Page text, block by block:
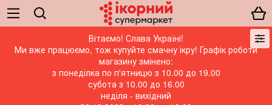
Вітаємо! Слава Україні!
Ми вже працюємо, тож купуйте смачну ікру! Графік роботи
магазину змінено:
з понеділка по п'ятницю з 10.00 до 19.00
субота з 10.00 до 16.00
неділя - вихідний